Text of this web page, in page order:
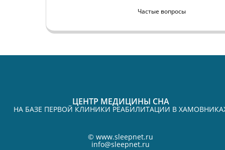
Частые вопросы
ЦЕНТР МЕДИЦИНЫ СНА
НА БАЗЕ ПЕРВОЙ КЛИНИКИ РЕАБИЛИТАЦИИ В
© www.sleepnet.ru
info@sleepnet.ru